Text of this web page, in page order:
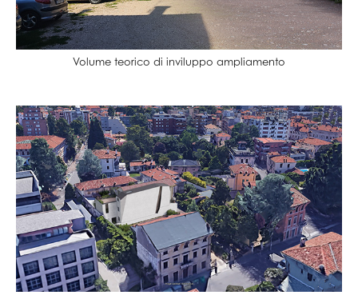
Volume teorico di inviluppo ampliamento